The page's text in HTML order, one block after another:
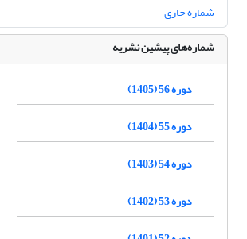
شماره جاری
شماره‌های پیشین نشریه
دوره 56 (1405)
دوره 55 (1404)
دوره 54 (1403)
دوره 53 (1402)